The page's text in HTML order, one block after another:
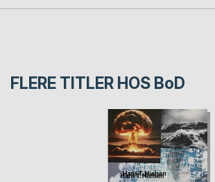
FLERE TITLER HOS BoD